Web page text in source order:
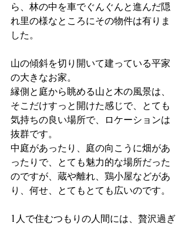
ら、林の中を車でぐんぐんと進んだ隠
れ里の様なところにその物件は有りま
した。
山の傾斜を切り開いて建っている平家
の大きなお家。
縁側と庭から眺める山と木の風景は、
そこだけすっと開けた感じで、とても
気持ちの良い場所で、ロケーションは
抜群です。
中庭があったり、庭の向こうに畑があ
ったりで、とても魅力的な場所だった
のですが、蔵や離れ、鶏小屋などがあ
り、何せ、とてもとても広いのです。
1人で住むつもりの人間には、贅沢過ぎ